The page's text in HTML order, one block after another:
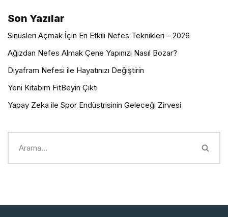
Son Yazılar
Sinüsleri Açmak İçin En Etkili Nefes Teknikleri – 2026
Ağızdan Nefes Almak Çene Yapınızı Nasıl Bozar?
Diyafram Nefesi ile Hayatınızı Değiştirin
Yeni Kitabım FitBeyin Çıktı
Yapay Zeka ile Spor Endüstrisinin Geleceği Zirvesi